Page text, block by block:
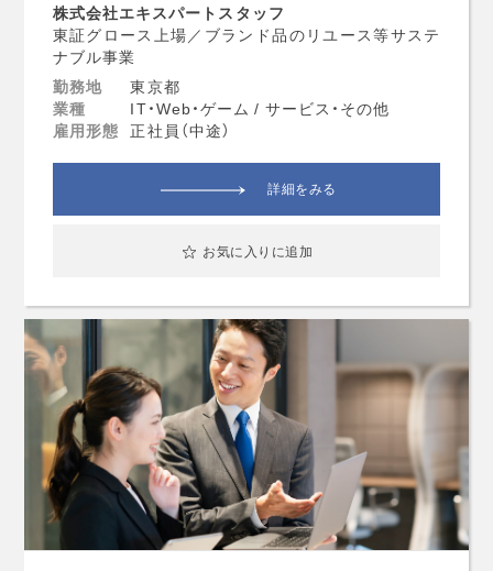
株式会社エキスパートスタッフ
東証グロース上場／ブランド品のリユース等サステ
ナブル事業
勤務地
東京都
業種
IT・Web・ゲーム / サービス・その他
雇用形態 正社員（中途）
詳細をみる
お気に入りに追加